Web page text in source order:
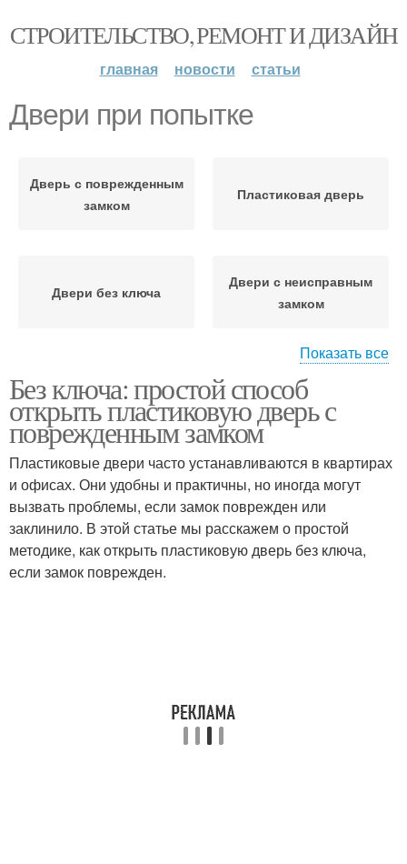
СТРОИТЕЛЬСТВО, РЕМОНТ И ДИЗАЙН
главная новости статьи
Двери при попытке
Дверь с поврежденным
замком
Пластиковая дверь
Двери без ключа
Двери с неисправным
замком
замком
Дверь без ключа
Показать все
Без ключа: простой способ
открыть пластиковую дверь с
поврежденным замком
Пластиковые двери часто устанавливаются в квартирах
и офисах. Они удобны и практичны, но иногда могут
вызвать проблемы, если замок поврежден или
заклинило. В этой статье мы расскажем о простой
методике, как открыть пластиковую дверь без ключа,
если замок поврежден.